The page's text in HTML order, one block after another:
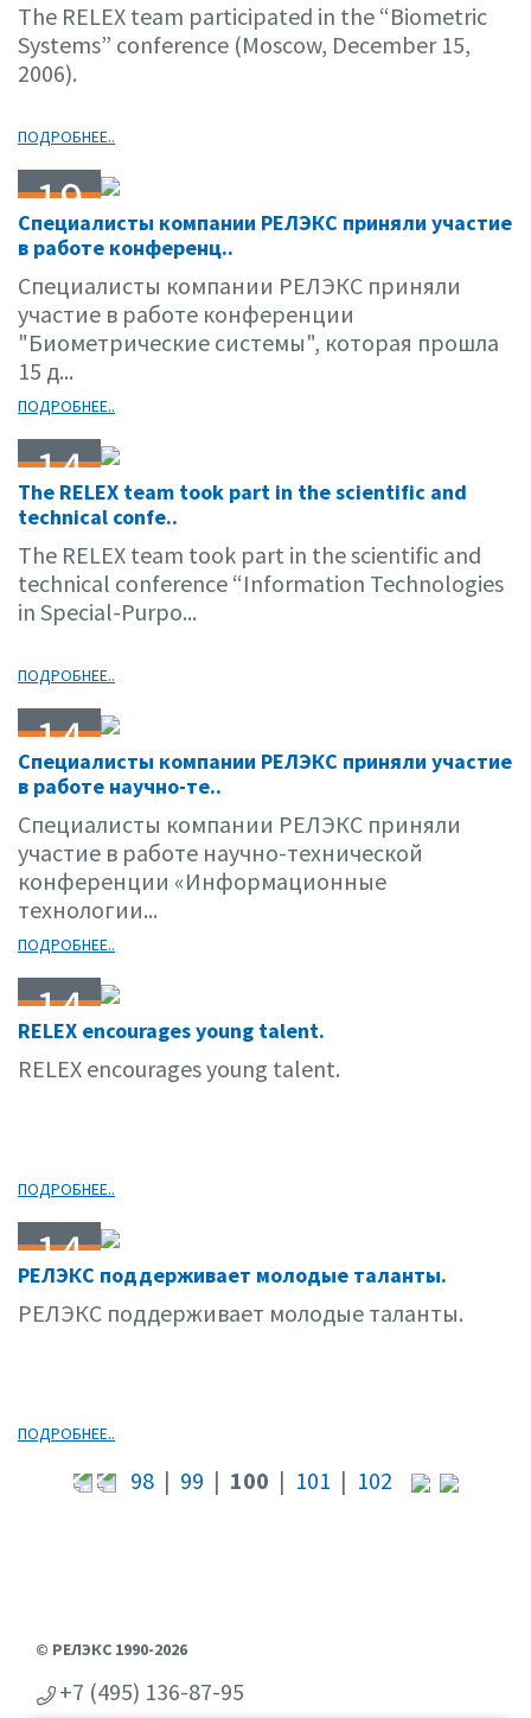
The RELEX team participated in the “Biometric
Systems” conference (Moscow, December 15,
2006).
ПОДРОБНЕЕ..
19
12.06
Специалисты компании РЕЛЭКС приняли участие
в работе конференц..
Специалисты компании РЕЛЭКС приняли
участие в работе конференции
"Биометрические системы", которая прошла
15 д...
ПОДРОБНЕЕ..
14
12.06
The RELEX team took part in the scientific and
technical confe..
The RELEX team took part in the scientific and
technical conference “Information Technologies
in Special-Purpo...
ПОДРОБНЕЕ..
14
12.06
Специалисты компании РЕЛЭКС приняли участие
в работе научно-те..
Специалисты компании РЕЛЭКС приняли
участие в работе научно-технической
конференции «Информационные
технологии...
ПОДРОБНЕЕ..
14
11.06
RELEX encourages young talent.
RELEX encourages young talent.
ПОДРОБНЕЕ..
14
11.06
РЕЛЭКС поддерживает молодые таланты.
РЕЛЭКС поддерживает молодые таланты.
ПОДРОБНЕЕ..
98| 99 | 100 | 101 | 102
© РЕЛЭКС 1990-2026
+7 (495) 136-87-95